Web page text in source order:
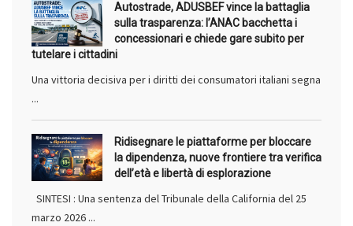
Autostrade, ADUSBEF vince la battaglia
sulla trasparenza: l’ANAC bacchetta i
concessionari e chiede gare subito per
tutelare i cittadini
Una vittoria decisiva per i diritti dei consumatori italiani segna
...
Ridisegnare le piattaforme per bloccare
la dipendenza, nuove frontiere tra verifica
dell’età e libertà di esplorazione
SINTESI : Una sentenza del Tribunale della California del 25
marzo 2026 ...